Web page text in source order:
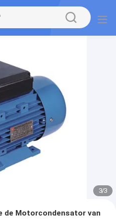
1/3
de Motorcondensator van